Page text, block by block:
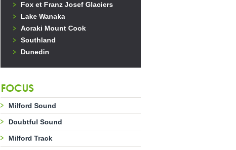
Fox et Franz Josef Glaciers
Lake Wanaka
Aoraki Mount Cook
Southland
Dunedin
FOCUS
Milford Sound
Doubtful Sound
Milford Track